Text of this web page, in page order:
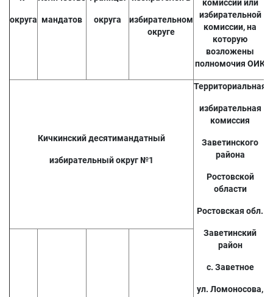
округа мандатов округа
избирательном
округе
комиссии или
избирательной
комиссии, на
которую
возложены
полномочия ОИК
Кичкинский десятимандатный
избирательный округ №1
Территориальная
избирательная
комиссия
Заветинского
района
Ростовской
области
Ростовская обл.
Заветинский
район
с. Заветное
ул. Ломоносова,